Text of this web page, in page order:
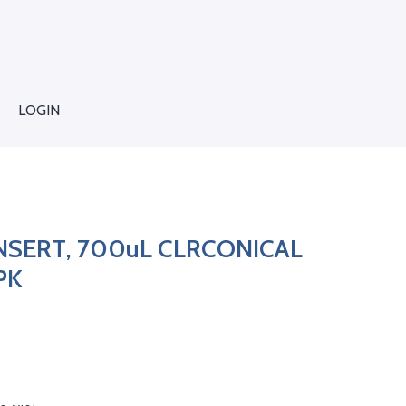
LOGIN
700uL CLRCONICAL